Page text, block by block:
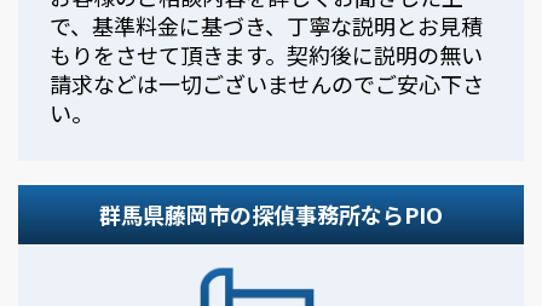
で、基準料金に基づき、丁寧な説明とお見積
もりをさせて頂きます。契約後に説明の無い
請求などは一切ございませんのでご安心下さ
い。
群馬県藤岡市の探偵事務所ならPIO